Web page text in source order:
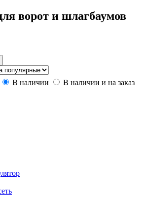
ворот и шлагбаумов
В наличии
В наличии и на заказ